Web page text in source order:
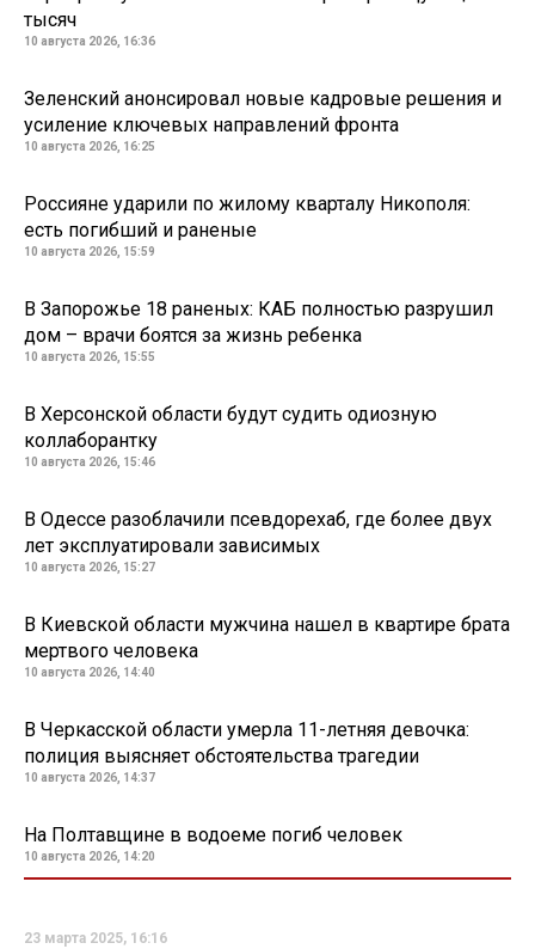
тысяч
10 августа 2026, 16:36
Зеленский анонсировал новые кадровые решения и
усиление ключевых направлений фронта
10 августа 2026, 16:25
Россияне ударили по жилому кварталу Никополя:
есть погибший и раненые
10 августа 2026, 15:59
В Запорожье 18 раненых: КАБ полностью разрушил
дом – врачи боятся за жизнь ребенка
10 августа 2026, 15:55
В Херсонской области будут судить одиозную
коллаборантку
10 августа 2026, 15:46
В Одессе разоблачили псевдорехаб, где более двух
лет эксплуатировали зависимых
10 августа 2026, 15:27
В Киевской области мужчина нашел в квартире брата
мертвого человека
10 августа 2026, 14:40
В Черкасской области умерла 11-летняя девочка:
полиция выясняет обстоятельства трагедии
10 августа 2026, 14:37
На Полтавщине в водоеме погиб человек
10 августа 2026, 14:20
23 марта 2025, 16:16